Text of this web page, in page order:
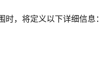
，将定义以下详细信息：